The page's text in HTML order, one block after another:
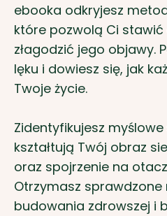
ebooka odkryjesz
które pozwolą Ci stawić
złagodzić jego objawy.
lęku i dowiesz się, jak
Twoje życie.
Zidentyfikujesz
kształtują Twój obraz
oraz spojrzenie na
Otrzymasz sprawdzone
budowania zdrowszej i